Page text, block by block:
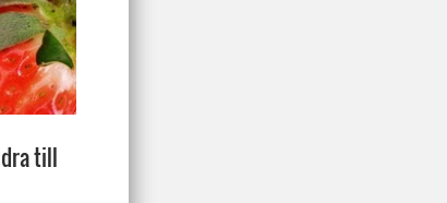
till